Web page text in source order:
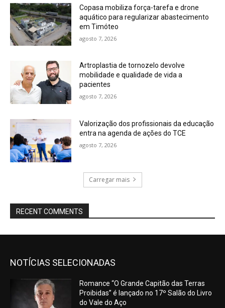
Copasa mobiliza força-tarefa e drone
aquático para regularizar abastecimento
em Timóteo
agosto 7, 2026
Artroplastia de tornozelo devolve
mobilidade e qualidade de vida a
pacientes
agosto 7, 2026
Valorização dos profissionais da educação
entra na agenda de ações do TCE
agosto 7, 2026
Carregar mais
RECENT COMMENTS
NOTÍCIAS SELECIONADAS
Romance “O Grande Capitão das Terras
Proibidas” é lançado no 17º Salão do Livro
do Vale do Aço